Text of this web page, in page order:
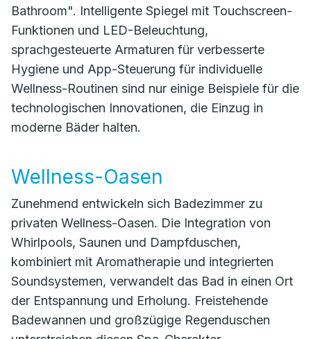
Bathroom". Intelligente Spiegel mit Touchscreen-
Funktionen und LED-Beleuchtung,
sprachgesteuerte Armaturen für verbesserte
Hygiene und App-Steuerung für individuelle
Wellness-Routinen sind nur einige Beispiele für die
technologischen Innovationen, die Einzug in
moderne Bäder halten.
Wellness-Oasen
Zunehmend entwickeln sich Badezimmer zu
privaten Wellness-Oasen. Die Integration von
Whirlpools, Saunen und Dampfduschen,
kombiniert mit Aromatherapie und integrierten
Soundsystemen, verwandelt das Bad in einen Ort
der Entspannung und Erholung. Freistehende
Badewannen und großzügige Regenduschen